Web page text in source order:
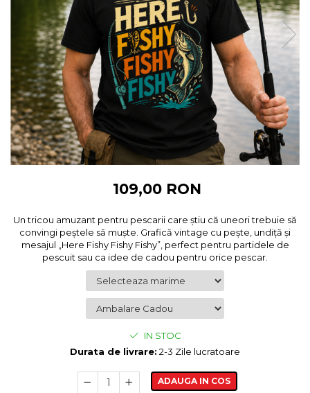
Body bebelusi personalizate
Perne personalizate
Plusuri personalizate
Agende personalizate
Etichete pentru sticla de vin
Cadouri Personalizate Unice
Sorturi Personalizate
Cadouri pentru Doctori
Cadouri Pensionare
Cadouri Profesori
109,00 RON
Un tricou amuzant pentru pescarii care știu că uneori trebuie să
convingi peștele să muște. Grafică vintage cu pește, undiță și
mesajul „Here Fishy Fishy Fishy”, perfect pentru partidele de
pescuit sau ca idee de cadou pentru orice pescar.
IN STOC
Durata de livrare: 2-3 Zile lucratoare
ADAUGA IN COS